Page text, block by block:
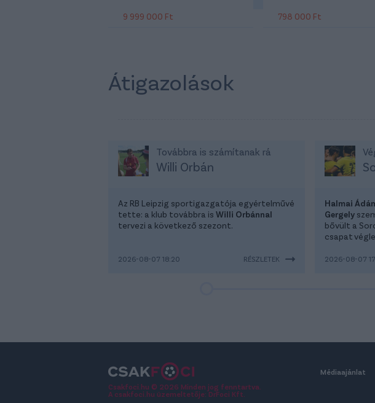
9 999 000 Ft 798 000 Ft
Átigazolások
Továbbra is számítanak rá
Willi Orbán
Az RB Leipzig sportigazgatója egyértelművé
tette: a klub továbbra is Willi Orbánnal
tervezi a következő szezont.
2026-08-07 18:20 RÉSZLETEK
Halmai
Gergely
bővült a
csapat
2026-08-07
Csakfoci.hu © 2026 Minden jog fenntartva.
A csakfoci.hu üzemeltetője: DrFoci Kft.
Médiaajánlat